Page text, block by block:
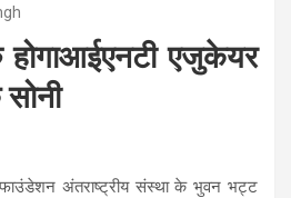
होगाआईएनटी एजुकेयर
अंतराष्ट्रीय संस्था के भुवन भट्ट